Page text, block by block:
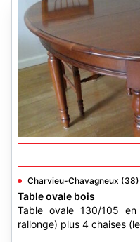
Charvieu-Chavagneux (38)
Table ovale bois
Table ovale 130/105
rallonge) plus 4 chaises